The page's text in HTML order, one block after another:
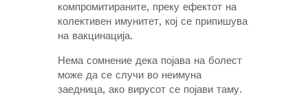
компромитираните, преку ефектот на
колективен имунитет, кој се припишува
на вакцинација.
Нема сомнение дека појава на болест
може да се случи во неимуна
заедница, ако вирусот се појави таму.